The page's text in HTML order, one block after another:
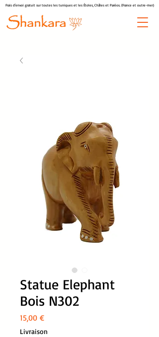
Frais d'envoi gratuit sur toutes les tuniques et les Étoles, Châles et Paréos. (France et outre-mer)
Statue Elephant
Bois N302
15,00 €Prix
Livraison